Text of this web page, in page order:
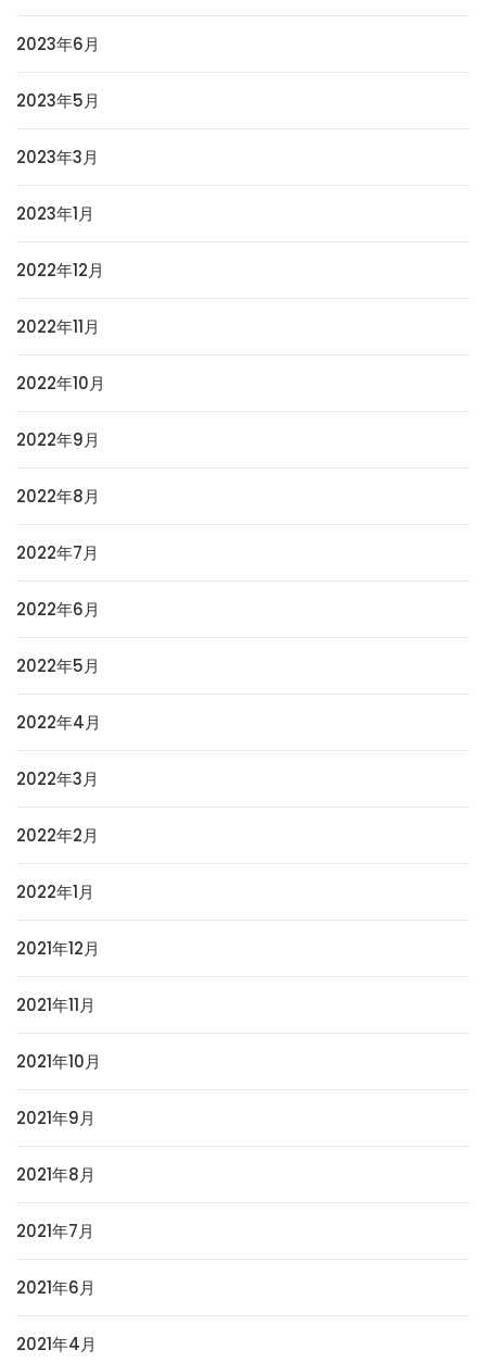
2023年6月
2023年5月
2023年3月
2023年1月
2022年12月
2022年11月
2022年10月
2022年9月
2022年8月
2022年7月
2022年6月
2022年5月
2022年4月
2022年3月
2022年2月
2022年1月
2021年12月
2021年11月
2021年10月
2021年9月
2021年8月
2021年7月
2021年6月
2021年4月